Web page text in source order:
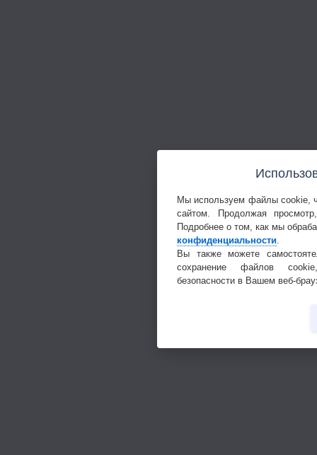
Мы используем файлы cookie,
сайтом. Продолжая
Подробнее о том, как мы
конфиденциальности.
Вы также можете
сохранение файлов
безопасности в Вашем веб-